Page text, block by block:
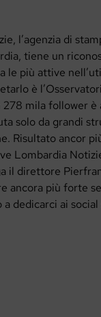
l’agenzia di
tiene un
le più attive
è
278 mila follower è
solo da grandi
Risultato ancor
Lombardia
il direttore
ancora più forte
a dedicarci ai